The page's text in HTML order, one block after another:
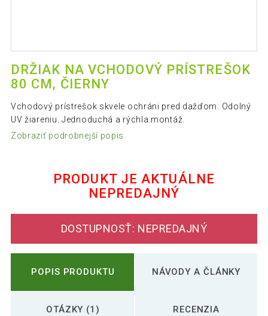
DRŽIAK NA VCHODOVÝ PRÍSTREŠOK
80 CM, ČIERNY
Vchodový prístrešok skvele ochráni pred dažďom. Odolný
UV žiareniu. Jednoduchá a rýchla montáž.
Zobraziť podrobnejší popis
PRODUKT JE AKTUÁLNE
NEPREDAJNÝ
DOSTUPNOSŤ: NEPREDAJNÝ
POPIS PRODUKTU NÁVODY A ČLÁNKY
OTÁZKY (1) RECENZIA